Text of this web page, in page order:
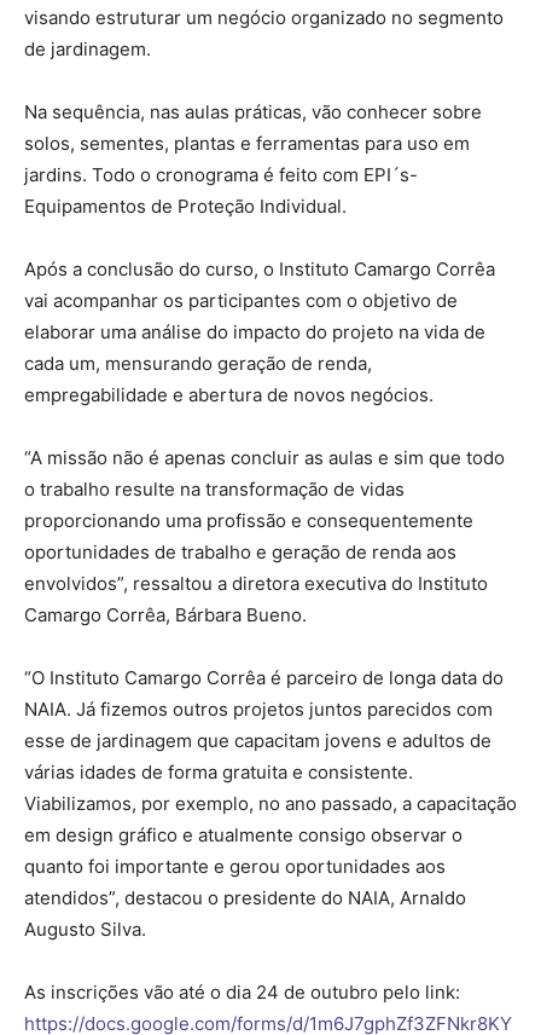
visando estruturar um negócio organizado no segmento
de jardinagem.
Na sequência, nas aulas práticas, vão conhecer sobre
solos, sementes, plantas e ferramentas para uso em
jardins. Todo o cronograma é feito com EPI´s-
Equipamentos de Proteção Individual.
Após a conclusão do curso, o Instituto Camargo Corrêa
vai acompanhar os participantes com o objetivo de
elaborar uma análise do impacto do projeto na vida de
cada um, mensurando geração de renda,
empregabilidade e abertura de novos negócios.
“A missão não é apenas concluir as aulas e sim que todo
o trabalho resulte na transformação de vidas
proporcionando uma profissão e consequentemente
oportunidades de trabalho e geração de renda aos
envolvidos”, ressaltou a diretora executiva do Instituto
Camargo Corrêa, Bárbara Bueno.
“O Instituto Camargo Corrêa é parceiro de longa data do
NAIA. Já fizemos outros projetos juntos parecidos com
esse de jardinagem que capacitam jovens e adultos de
várias idades de forma gratuita e consistente.
Viabilizamos, por exemplo, no ano passado, a capacitação
em design gráfico e atualmente consigo observar o
quanto foi importante e gerou oportunidades aos
atendidos”, destacou o presidente do NAIA, Arnaldo
Augusto Silva.
As inscrições vão até o dia 24 de outubro pelo link:
https://docs.google.com/forms/d/1m6J7gphZf3ZFNkr8KY